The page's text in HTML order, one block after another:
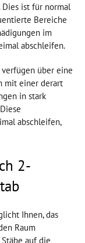
ist für normal
Bereiche
im
abschleifen.
über eine
mit einer derart
in stark
abschleifen,
2-
Ihnen, das
Raum
auf die